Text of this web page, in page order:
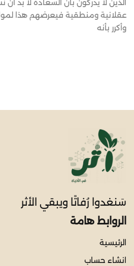
الذين لا يدركون بأن السعادة لا بد أن
عقلانية ومنطقية فيعرضهم هذا
وأكرر بأنه
سَنغدوا رُفاتًا ويبقي الأثر
الروابط هامة
الرئيسية
انشاء حساب